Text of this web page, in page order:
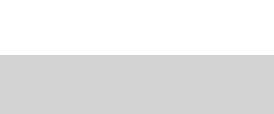
de tela